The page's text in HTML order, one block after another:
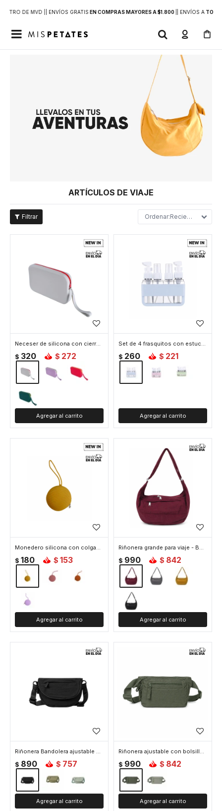
DE MVD | | ENVÍOS GRATIS EN COMPRAS MAYORES A $1.800 | ENVÍOS ATODO

ARTÍCULOS DE VIAJE
Recientes
Neceser de silicona con cierre - 21x12x3cm - Gris
$ 320 $ 272
Set de 4 frasquitos con estuche rígido - Celeste
$ 260 $ 221
Monedero silicona con colgante - Amarillo
$ 180 $ 153
Riñonera grande para viaje - Bordeaux
$ 990 $ 842
Riñonera Bandolera ajustable con bolsillos - Negro
$ 890 $ 757
Riñonera ajustable con bolsillos - Verde
$ 990 $ 842